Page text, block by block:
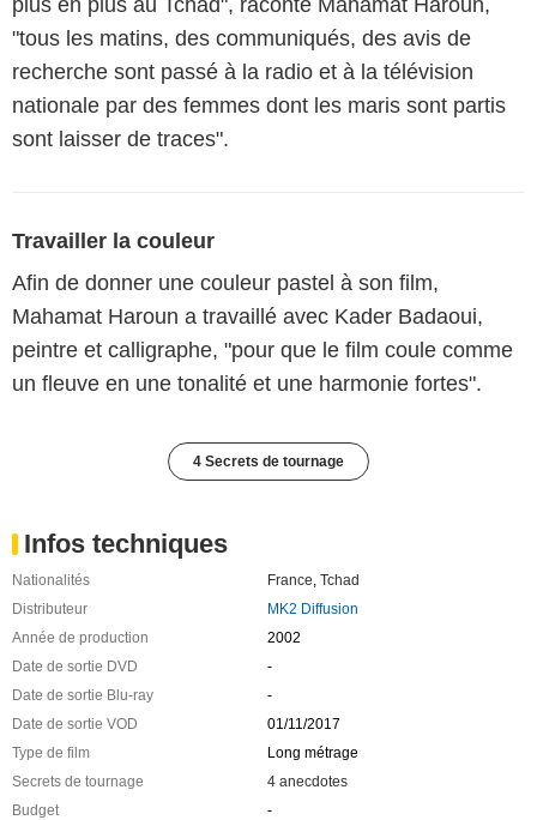
"tous les matins, des communiqués, des avis de
recherche sont passé à la radio et à la télévision
nationale par des femmes dont les maris sont partis
sont laisser de traces".
Travailler la couleur
Afin de donner une couleur pastel à son film,
Mahamat Haroun a travaillé avec Kader Badaoui,
peintre et calligraphe, "pour que le film coule comme
un fleuve en une tonalité et une harmonie fortes".
4 Secrets de tournage
Infos techniques
Nationalités France, Tchad
Distributeur
MK2 Diffusion
Année de production
2002
Date de sortie DVD
-
Date de sortie Blu-ray
-
Date de sortie VOD
01/11/2017
Type de film
Long métrage
Secrets de tournage
4 anecdotes
Budget
-